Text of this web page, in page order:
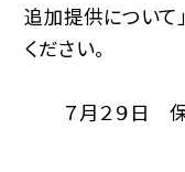
追加提供について
ください。
７月２９日